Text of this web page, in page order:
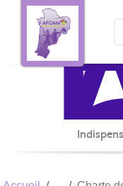
Panneau de gestion des